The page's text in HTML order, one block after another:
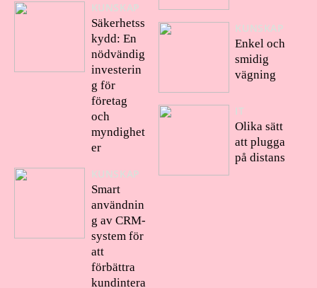
KUNSKAP
Säkerhetss
kydd: En
nödvändig
investerin
g för
företag
och
myndighet
er
KUNSKAP
Smart
användnin
g av CRM-
system för
att
förbättra
kundintera
KUNSKAP
Enkel och
smidig
vägning
IT
Olika sätt
att plugga
på distans